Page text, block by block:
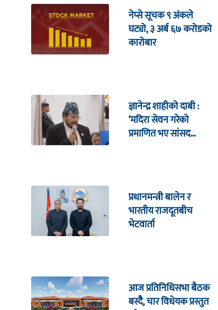
नेप्से सूचक ९ अंकले
घट्यो, ३ अर्ब ६७ करोडको
कारोबार
ज्ञानेन्द्र शाहीको दाबी :
‘मदिरा सेवन गरेको
प्रमाणित भए सांसद
प्रधानमन्त्री बालेन र
भारतीय राजदूतबीच
भेटवार्ता
आज प्रतिनिधिसभा बैठक
बस्दैै, चार विधेयक प्रस्तुत